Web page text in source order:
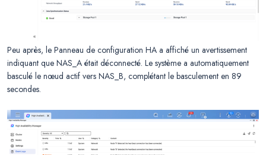
Peu après, le Panneau de configuration HA a affiché un avertissement
indiquant que NAS_A était déconnecté. Le système a automatiquement
basculé le nœud actif vers NAS_B, complétant le basculement en 89
secondes.